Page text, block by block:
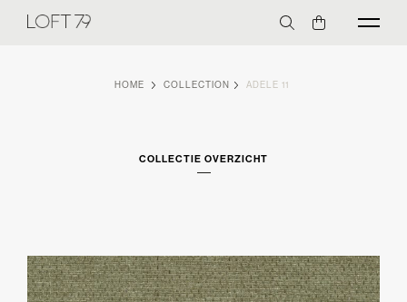
HOME COLLECTION ADELE 11
COLLECTIE OVERZICHT